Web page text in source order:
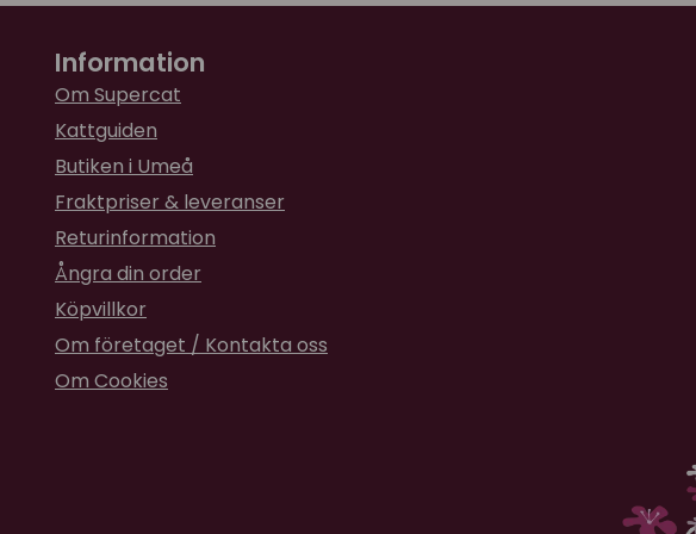
Information
Om Supercat
Kattguiden
Butiken i Umeå
Fraktpriser & leveranser
Returinformation
Ångra din order
Köpvillkor
Om företaget / Kontakta oss
Om Cookies